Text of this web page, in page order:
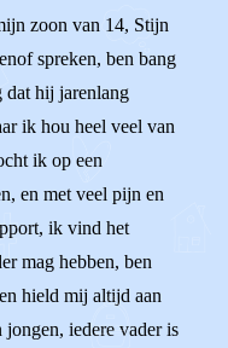
zoon van 14, Stijn
spreken, ben bang
dat hij jarenlang
ik hou heel veel van
ik op een
en met veel pijn en
ik vind het
mag hebben, ben
hield mij altijd aan
iedere vader is